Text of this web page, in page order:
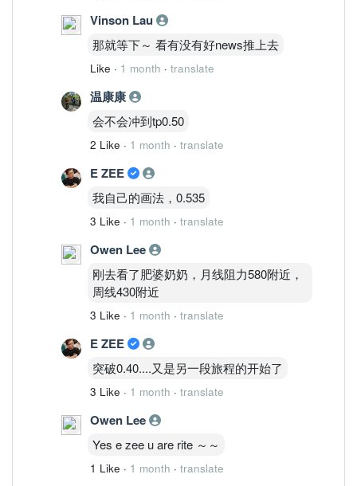
月线强 周线弱
SUPERLN：
而 DNEX：
月线强 周线强 日线强 4H强
出现了明显的结构同步。
目前看到：
月线 Fisher翻正
周线 MACD扩张
日线重新翻强
4H黄金交叉
这属于标准的：
而不是单纯反弹。
————————
MBOW Research 补充
而是：
0.330
这是整个启动结构的生命线。
守住0.330：
CLIMB继续成立。
进入整理。
跌破0.300：
Failure Path启动。
Vinson Lau
那就等下～ 看有没有好news推上去
Like · 1 month · translate
温康康
会不会冲到tp0.50
2 Like · 1 month · translate
E ZEE
我自己的画法，0.535
3 Like · 1 month · translate
Owen Lee
刚去看了肥婆奶奶，月线阻力580附近，
周线430附近
3 Like · 1 month · translate
E ZEE
突破0.40....又是另一段旅程的开始了
3 Like · 1 month · translate
Owen Lee
Yes e zee u are rite ～～
1 Like · 1 month · translate